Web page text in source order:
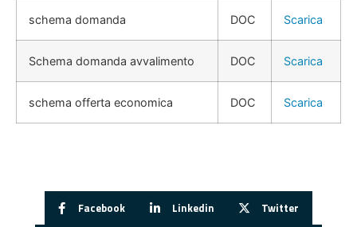
schema domanda DOC Scarica
Schema domanda avvalimento DOC Scarica
schema offerta economica DOC Scarica
Facebook Linkedin Twitter